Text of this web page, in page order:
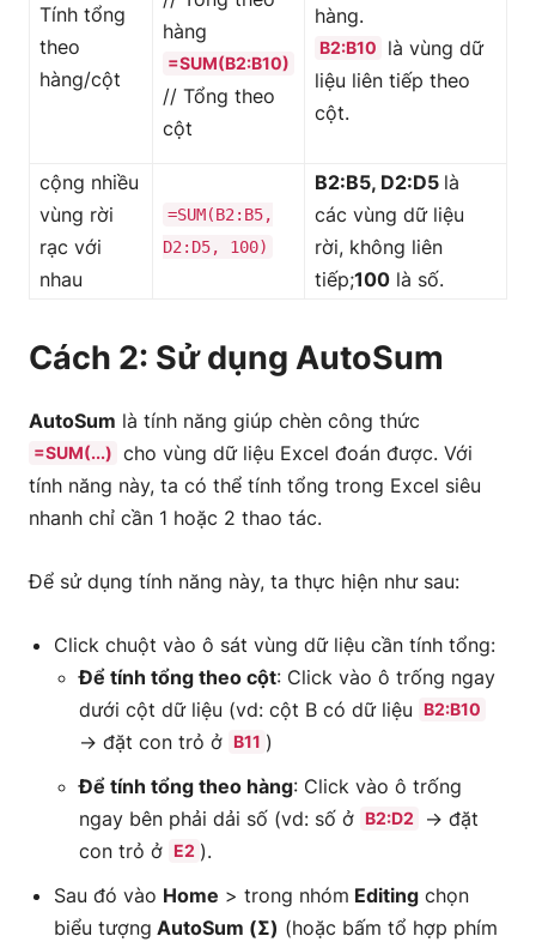
Tính tổng
theo
hàng/cột
hàng
=SUM(B2:B10)
// Tổng theo
cột
hàng.
B2:B10
là vùng dữ
liệu liên tiếp theo
cột.
cộng nhiều
vùng rời
rạc với
nhau
=SUM(B2:B5,
D2:D5, 100)
B2:B5, D2:D5 là
các vùng dữ liệu
rời, không liên
tiếp;100 là số.
Cách 2: Sử dụng AutoSum
AutoSum là tính năng giúp chèn công thức
=SUM(...) cho vùng dữ liệu Excel đoán được. Với
tính năng này, ta có thể tính tổng trong Excel siêu
nhanh chỉ cần 1 hoặc 2 thao tác.
Để sử dụng tính năng này, ta thực hiện như sau:
Click chuột vào ô sát vùng dữ liệu cần tính tổng:
Để tính tổng theo cột: Click vào ô trống ngay
dưới cột dữ liệu (vd: cột B có dữ liệu
B2:B10
→ đặt con trỏ ở B11 )
Để tính tổng theo hàng: Click vào ô trống
ngay bên phải dải số (vd: số ở B2:D2
→ đặt
con trỏ ở E2 ).
Sau đó vào Home > trong nhóm Editing chọn
biểu tượng AutoSum (Σ) (hoặc bấm tổ hợp phím